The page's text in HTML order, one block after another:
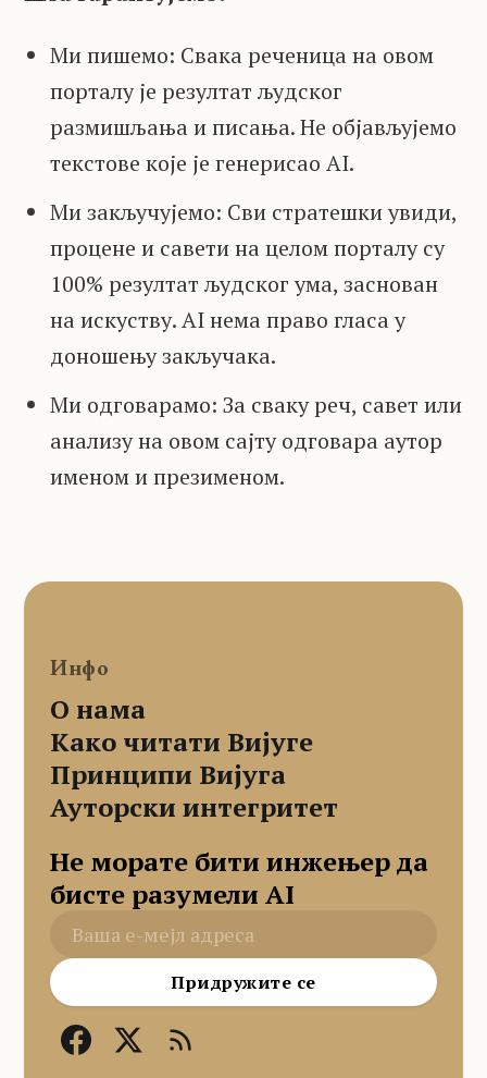
Ми пишемо: Свака реченица на овом
порталу је резултат људског
размишљања и писања. Не објављујемо
текстове које је генерисао AI.
Ми закључујемо: Сви стратешки увиди,
процене и савети на целом порталу су
100% резултат људског ума, заснован
на искуству. AI нема право гласа у
доношењу закључака.
Ми одговарамо: За сваку реч, савет или
анализу на овом сајту одговара аутор
именом и презименом.
Инфо
О нама
Како читати Вијуге
Принципи Вијуга
Ауторски интегритет
Не морате бити инжењер да
бисте разумели AI
Придружите се